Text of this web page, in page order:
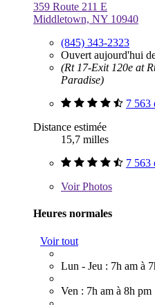
359 Route 211 E
Middletown, NY 10940
(845) 343-2323
Ouvert aujourd'hui
(Rt 17-Exit 120e at
Paradise)
7 563
Distance estimée
15,7 milles
7 563
VoirPhotos
Heures normales
Voir tout
Lun - Jeu : 7h am à
Ven : 7h am à 8h pm